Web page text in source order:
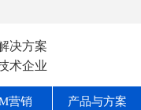
决方案
术企业
营销 产品与方案